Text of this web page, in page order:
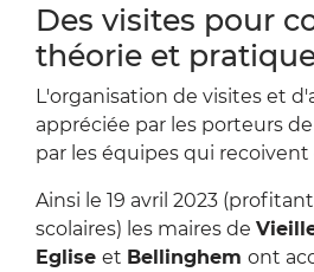
Des visites pour
théorie et
L'organisation de visites et
appréciée par les porteurs
par les équipes qui recoivent
Ainsi le 19 avril 2023
scolaires) les maires de
Eglise et Bellinghem ont